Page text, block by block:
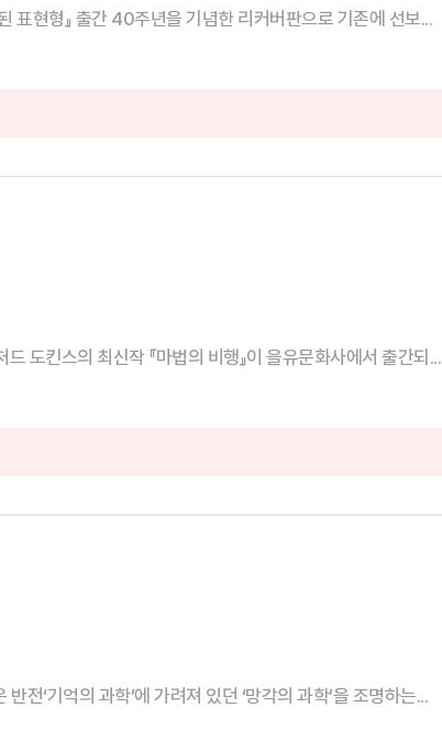
표현형』 출간 40주년을 기념한 리커버판으로 기존에 선보...
도킨스의 최신작 『마법의 비행』이 을유문화사에서 출간되...
전‘기억의 과학’에 가려져 있던 ‘망각의 과학’을 조명하는...